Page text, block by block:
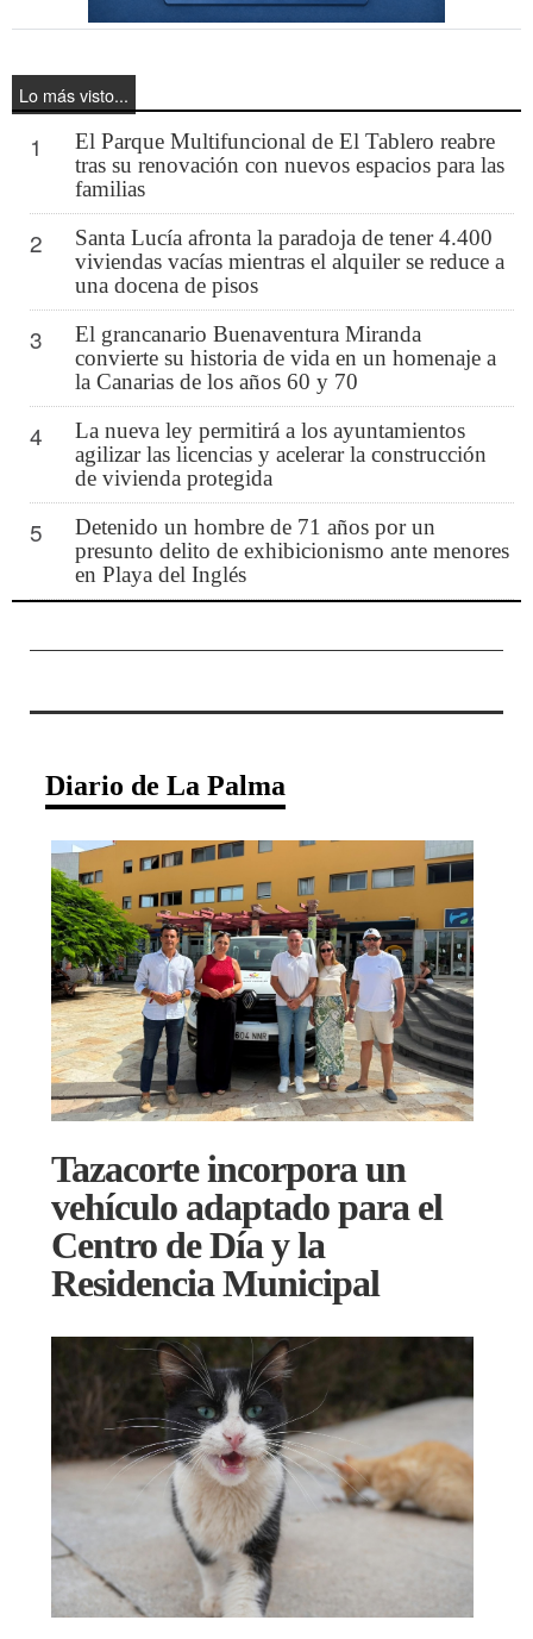
Lo más visto...
1
El Parque Multifuncional de El Tablero reabre
tras su renovación con nuevos espacios para las
familias
2
Santa Lucía afronta la paradoja de tener 4.400
viviendas vacías mientras el alquiler se reduce a
una docena de pisos
3
El grancanario Buenaventura Miranda
convierte su historia de vida en un homenaje a
la Canarias de los años 60 y 70
4
La nueva ley permitirá a los ayuntamientos
agilizar las licencias y acelerar la construcción
de vivienda protegida
5
Detenido un hombre de 71 años por un
presunto delito de exhibicionismo ante menores
en Playa del Inglés
Diario de La Palma
Tazacorte incorpora un
vehículo adaptado para el
Centro de Día y la
Residencia Municipal